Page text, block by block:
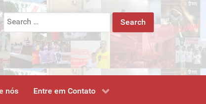
Search
for:
nós Entre em Contato